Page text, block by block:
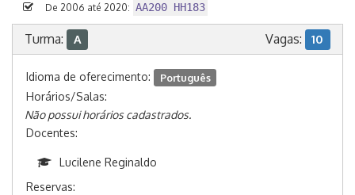
De 2006 até 2020: AA200 HH183
Turma: A Vagas: 10
Idioma de oferecimento: Português
Horários/Salas:
Não possui horários cadastrados.
Docentes:
Lucilene Reginaldo
Reservas: